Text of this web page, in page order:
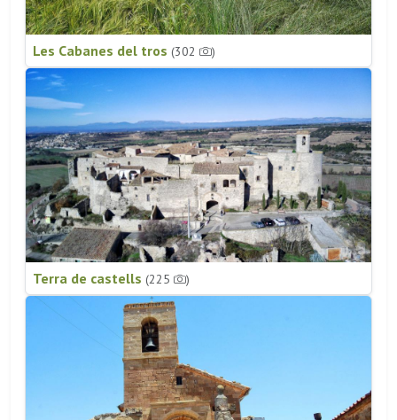
Les Cabanes del tros (302 )
Terra de castells (225 )